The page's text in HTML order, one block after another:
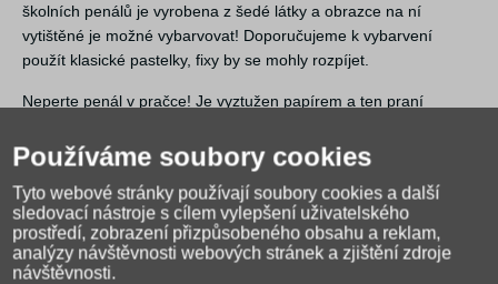
školních penálů je vyrobena z šedé látky a obrazce na ní
vytištěné je možné vybarvovat! Doporučujeme k vybarvení
použít klasické pastelky, fixy by se mohly rozpíjet.
Neperte penál v pračce! Je vyztužen papírem a ten praní
Používáme soubory cookies
Tyto webové stránky používají soubory cookies a další
sledovací nástroje s cílem vylepšení uživatelského
prostředí, zobrazení přizpůsobeného obsahu a reklam,
analýzy návštěvnosti webových stránek a zjištění zdroje
návštěvnosti.